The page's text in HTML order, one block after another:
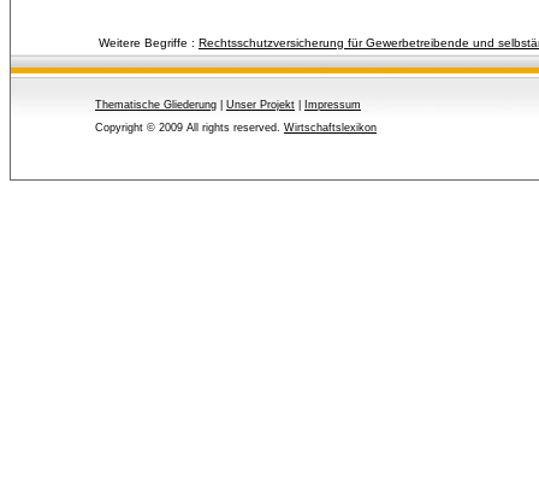
Weitere Begriffe : Rechtsschutzversicherung für Gewerbetreibende und
Thematische Gliederung Unser Projekt
Impressum
Copyright © 2009 All rights reserved. Wirtschaftslexikon